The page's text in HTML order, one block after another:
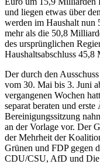
und liegen etwas über
werden im Haushalt nun
mehr als die 50,8
des ursprünglichen
Haushaltsabschluss
Der durch den
vom 30. Mai bis 3. Juni
vergangenen Wochen
separat beraten und
Bereinigungssitzung
an der Vorlage vor. Der
der Mehrheit der
Grünen und FDP gegen
CDU/CSU, AfD und